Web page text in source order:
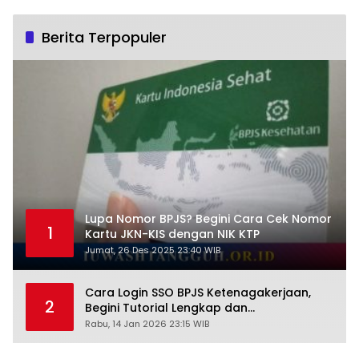
Berita Terpopuler
1
Lupa Nomor BPJS? Begini Cara Cek Nomor
Kartu JKN-KIS dengan NIK KTP
Jumat, 26 Des 2025 23:40 WIB
2
Cara Login SSO BPJS Ketenagakerjaan,
Begini Tutorial Lengkap dan
Pengertiannya
Rabu, 14 Jan 2026 23:15 WIB